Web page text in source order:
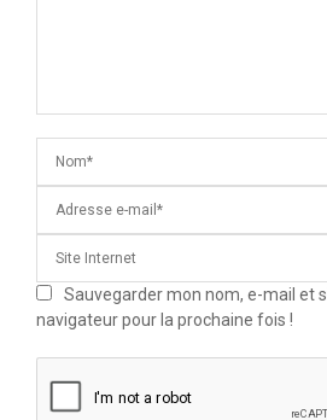
Sauvegarder mon nom, e-mail et
navigateur pour la prochaine fois !